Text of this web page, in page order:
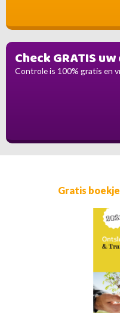
Check GRATIS
Controle is 100% gratis en
Gratis